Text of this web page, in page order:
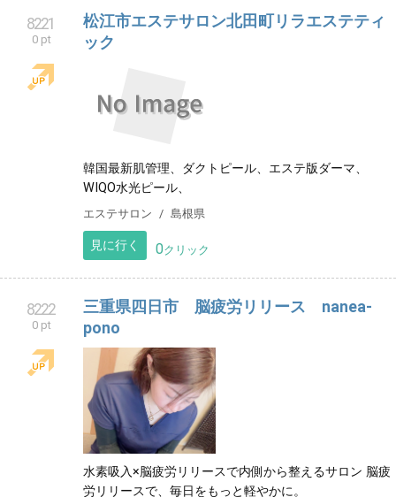
8221
0 pt
松江市エステサロン北田町リラエステティ
ック
韓国最新肌管理、ダクトピール、エステ版ダーマ、
WIQO水光ピール、
エステサロン 島根県
見に行く 0クリック
8222
0 pt
三重県四日市 脳疲労リリース nanea-
pono
水素吸入×脳疲労リリースで内側から整えるサロン 脳疲
労リリースで、毎日をもっと軽やかに。